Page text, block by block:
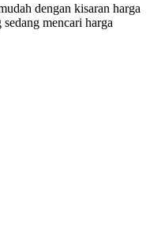
dengan kisaran harga
mencari harga